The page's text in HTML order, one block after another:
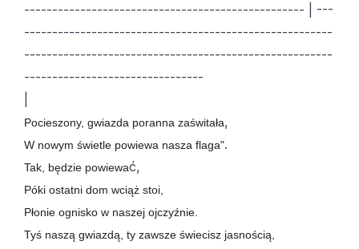
-------------------------------------------------- | ---
-------------------------------------------------------
-------------------------------------------------------
--------------------------------
Pocieszony, gwiazda poranna zaświtała,
W nowym świetle powiewa nasza flaga".
Tak, będzie powiewać,
Póki ostatni dom wciąż stoi,
Płonie ognisko w naszej ojczyźnie.
Tyś naszą gwiazdą, ty zawsze świecisz jasnością,